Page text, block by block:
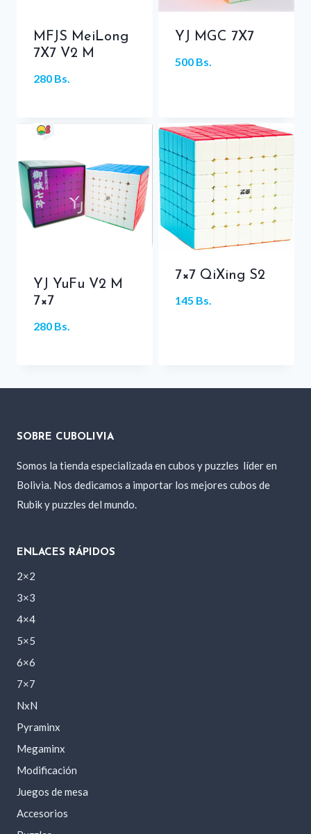
MFJS MeiLong
7X7 V2 M
280 Bs.
YJ MGC 7X7
500 Bs.
YJ YuFu V2 M
7×7
280 Bs.
7×7 QiXing S2
145 Bs.
SOBRE CUBOLIVIA
Somos la tienda especializada en cubos y puzzles líder en
Bolivia. Nos dedicamos a importar los mejores cubos de
Rubik y puzzles del mundo.
ENLACES RÁPIDOS
2×2
3×3
4×4
5×5
6×6
7×7
NxN
Pyraminx
Megaminx
Modificación
Juegos de mesa
Accesorios